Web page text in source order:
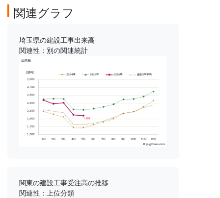
関連グラフ
埼玉県の建設工事出来高
関連性：別の関連統計
関東の建設工事受注高の推移
関連性：上位分類